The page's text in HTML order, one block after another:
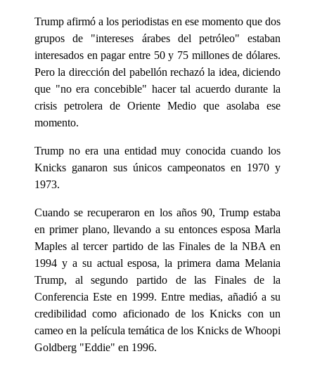
Trump afirmó a los periodistas en ese momento que dos
grupos de "intereses árabes del petróleo" estaban
interesados en pagar entre 50 y 75 millones de dólares.
Pero la dirección del pabellón rechazó la idea, diciendo
que "no era concebible" hacer tal acuerdo durante la
crisis petrolera de Oriente Medio que asolaba ese
momento.
Trump no era una entidad muy conocida cuando los
Knicks ganaron sus únicos campeonatos en 1970 y
1973.
Cuando se recuperaron en los años 90, Trump estaba
en primer plano, llevando a su entonces esposa Marla
Maples al tercer partido de las Finales de la NBA en
1994 y a su actual esposa, la primera dama Melania
Trump, al segundo partido de las Finales de la
Conferencia Este en 1999. Entre medias, añadió a su
credibilidad como aficionado de los Knicks con un
cameo en la película temática de los Knicks de Whoopi
Goldberg "Eddie" en 1996.